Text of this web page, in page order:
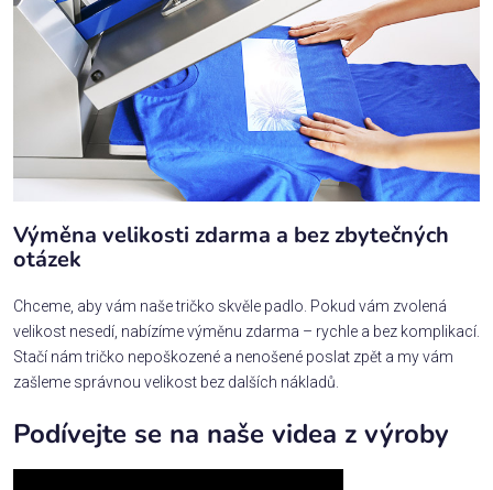
Výměna velikosti zdarma a bez zbytečných
otázek
Chceme, aby vám naše tričko skvěle padlo. Pokud vám zvolená
velikost nesedí, nabízíme výměnu zdarma – rychle a bez komplikací.
Stačí nám tričko nepoškozené a nenošené poslat zpět a my vám
zašleme správnou velikost bez dalších nákladů.
Podívejte se na naše videa z výroby